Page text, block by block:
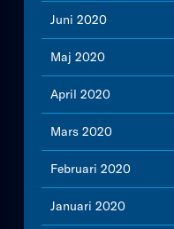
Juni 2020
Maj 2020
April 2020
Mars 2020
Februari 2020
Januari 2020